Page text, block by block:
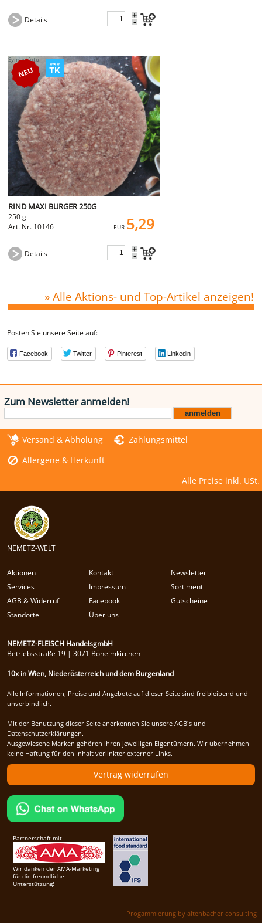
Details +
-
RIND MAXI BURGER 250G
250 g
Art. Nr. 10146
EUR 5,29
Details +
-
» Alle Aktions- und Top-Artikel anzeigen!
Posten Sie unsere Seite auf:
Facebook Twitter Pinterest Linkedin
Zum Newsletter anmelden!
Versand & Abholung
Zahlungsmittel
Allergene & Herkunft
Alle Preise inkl. USt.
NEMETZ-WELT
Aktionen Kontakt
Newsletter
Services
Impressum
Sortiment
AGB & Widerruf
Facebook
Gutscheine
Standorte
Über uns
NEMETZ-FLEISCH HandelsgmbH
Betriebsstraße 19 | 3071 Böheimkirchen
10x in Wien, Niederösterreich und dem Burgenland
Alle Informationen, Preise und Angebote auf dieser Seite sind freibleibend und
unverbindlich.
Mit der Benutzung dieser Seite anerkennen Sie unsere AGB´s und
Datenschutzerklärungen.
Ausgewiesene Marken gehören ihren jeweiligen Eigentümern. Wir übernehmen
keine Haftung für den Inhalt verlinkter externer Links.
Vertrag widerrufen
Partnerschaft mit
Wir danken der AMA-Marketing
für die freundliche
Unterstützung!
Progammierung by altenbacher consulting